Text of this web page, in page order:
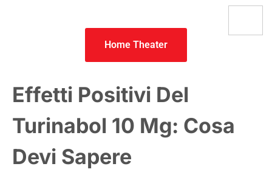
Home Theater
Effetti Positivi Del
Turinabol 10 Mg: Cosa
Devi Sapere